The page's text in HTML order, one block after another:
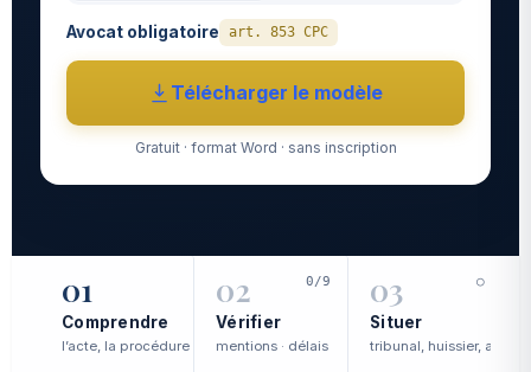
Avocat obligatoire art. 853 CPC
Télécharger le modèle
Gratuit · format Word · sans inscription
01
Comprendre
l’acte, la procédure
02
Vérifier
mentions · délais
0/9 03
Situer
tribunal, huissier, avocat
○